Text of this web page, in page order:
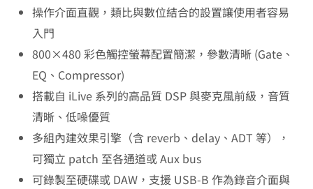
操作介面直觀，類比與數位結合的設置讓使用者容易
入門
800×480 彩色觸控螢幕配置簡潔，參數清晰 (Gate、
EQ、Compressor)
搭載自 iLive 系列的高品質 DSP 與麥克風前級，音質
清晰、低噪優質
多組內建效果引擎（含 reverb、delay、ADT 等），
可獨立 patch 至各通道或 Aux bus
可錄製至硬碟或 DAW，支援 USB‑B 作為錄音介面與